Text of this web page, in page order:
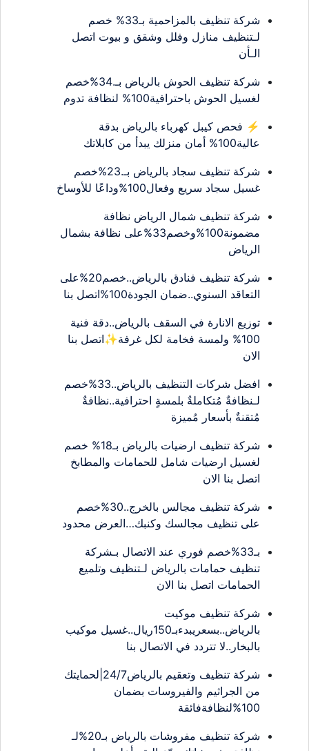
شركة تنظيف بالمزاحمية بـ33% خصم
لـتنظيف منازل وفلل وشقق و بيوت اتصل
الـأن
شركة تنظيف الحوش بالرياض بـ.34%خصم
لغسيل الحوش باحترافية100% لنظافة تدوم
⚡ فحص كيبل كهرباء بالرياض بدقة
عالية100% أمان منزلك يبدأ من كابلاتك
شركة تنظيف سجاد بالرياض بـ.23%خصم
غسيل سجاد سريع وفعال100%وداعًا للأوساخ
شركة تنظيف شمال الرياض نظافة
مضمونة100%وخصم33%على نظافة بشمال
الرياض
شركة تنظيف فنادق بالرياض..خصم20%على
التعاقد السنوي..ضمان الجودة100%اتصل بنا
توزيع الانارة في السقف بالرياض..دقة فنية
100% ولمسة فخامة لكل غرفة✨اتصل بنا
الان
افضل شركات التنظيف بالرياض..33%خصم
لـنظافةٌ مُتكاملةٌ بلمسةٍ احترافية..نظافةٌ
مُتقنةٌ بأسعار مُميزة
شركة تنظيف ارضيات بالرياض بـ18% خصم
لغسيل ارضيات شامل للحمامات والمطابخ
اتصل بنا الان
شركة تنظيف مجالس بالخرج..30%خصم
على تنظيف مجالسك وكنبك…العرض محدود
بـ33%خصم فوري عند الاتصال بـشركة
تنظيف حمامات بالرياض لـتنظيف وتلميع
الحمامات اتصل بنا الان
شركة تنظيف موكيت
بالرياض..بسعريبدءبـ150ريال..غسيل موكيب
بالبخار..لا تتردد في الاتصال بنا
شركة تنظيف وتعقيم بالرياض24/7|لحمايتك
من الجراثيم والفيروسات بضمان
100%لنظافةفائقة
شركة تنظيف مفروشات بالرياض بـ20%لـ